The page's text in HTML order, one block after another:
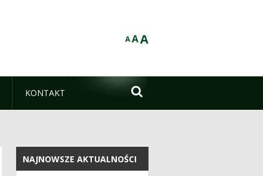
AAA
KONTAKT 
NAJNOWSZE AKTUALNOŚCI
NAJNOWSZE AKTUALNOŚCI